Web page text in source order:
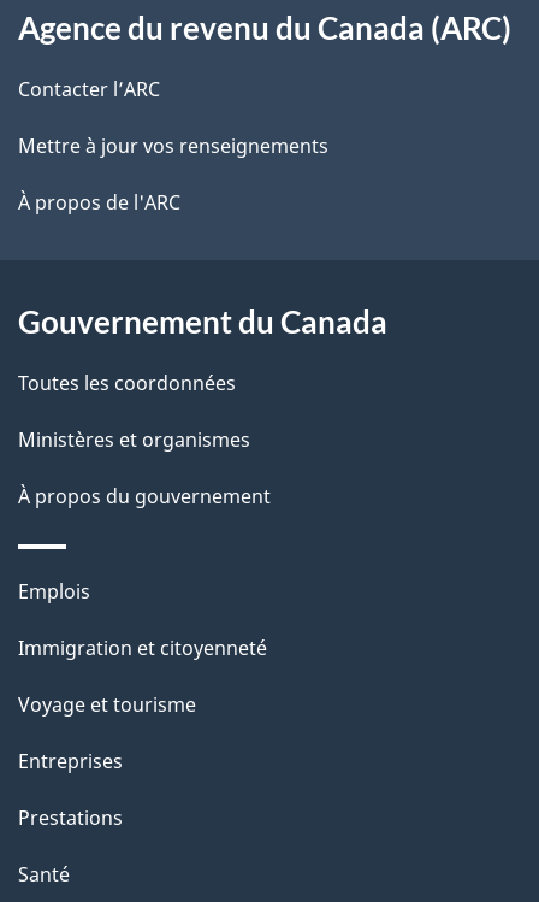
i
l
s
d
l
p
a
g
e
propos
de
ce
site
Agence du revenu du Canada (ARC)
Contacter l’ARC
Mettre à jour vos renseignements
À propos de l'ARC
Gouvernement du Canada
Toutes les coordonnées
Ministères et organismes
À propos du gouvernement
Thèmes
sujets
Emplois
Immigration et citoyenneté
Voyage et tourisme
Entreprises
Prestations
Santé